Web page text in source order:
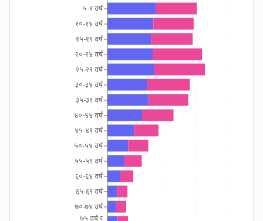
५-९ वर्ष
१०-१४ वर्ष
१५-१९ वर्ष
२०-२४ वर्ष
२५-२९ वर्ष
३०-३४ वर्ष
३५-३९ वर्ष
४०-४४ वर्ष
४५-४९ वर्ष
५०-५४ वर्ष
५५-५९ वर्ष
६०-६४ वर्ष
६५-६९ वर्ष
७०-७४ वर्ष